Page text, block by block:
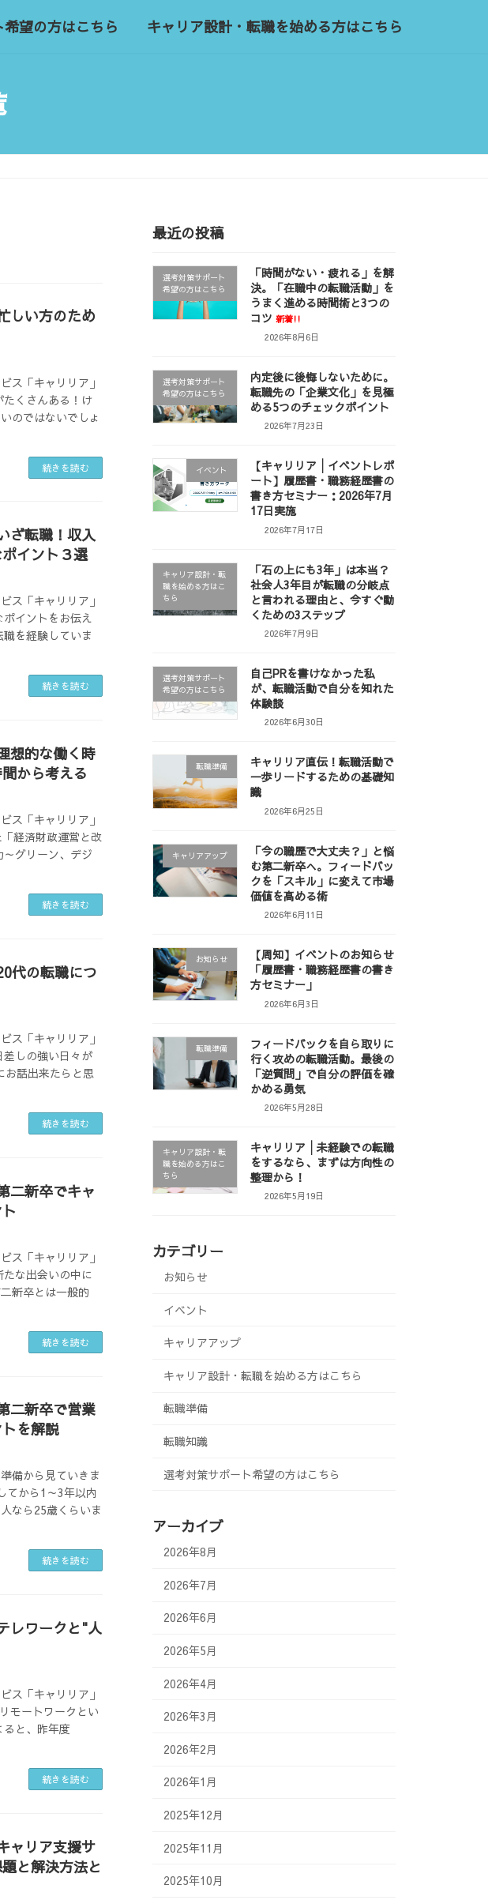
望の方はこちら キャリア設計・転職を始める方はこちら
しい方のため
ス「キャリリア」
くさんある！け
のではないでしょ
続きを読む
ざ転職！収入
イント３選
ス「キャリリア」
イントをお伝え
を経験していま
続きを読む
想的な働く時
から考える
ス「キャリリア」
経済財政運営と改
グリーン、デジ
続きを読む
代の転職につ
ス「キャリリア」
しの強い日々が
お話出来たらと思
続きを読む
二新卒でキャ
ス「キャリリア」
な出会いの中に
新卒とは一般的
続きを読む
二新卒で営業
を解説
備から見ていきま
てから1～3年以内
なら25歳くらいま
続きを読む
レワークと"人
ス「キャリリア」
モートワークとい
と、昨年度
続きを読む
ャリア支援サ
と解決方法と
最近の投稿
選考対策サポート
希望の方はこちら
「時間がない・疲れる」を解
決。「在職中の転職活動」を
うまく進める時間術と3つの
コツ 新着!!
2026年8月6日
選考対策サポート
希望の方はこちら
内定後に後悔しないために。
転職先の「企業文化」を見極
める5つのチェックポイント
2026年7月23日
イベント
【キャリリア│イベントレポ
ート】履歴書・職務経歴書の
書き方セミナー：2026年7月
17日実施
2026年7月17日
キャリア設計・転
職を始める方はこ
ちら
「石の上にも3年」は本当？
社会人3年目が転職の分岐点
と言われる理由と、今すぐ動
くための3ステップ
2026年7月9日
選考対策サポート
希望の方はこちら
自己PRを書けなかった私
が、転職活動で自分を知れた
体験談
2026年6月30日
転職準備
キャリリア直伝！転職活動で
一歩リードするための基礎知
識
2026年6月25日
キャリアアップ
「今の職歴で大丈夫？」と悩
む第二新卒へ。フィードバッ
クを「スキル」に変えて市場
価値を高める術
2026年6月11日
お知らせ
【周知】イベントのお知らせ
「履歴書・職務経歴書の書き
方セミナー」
2026年6月3日
転職準備
フィードバックを自ら取りに
行く攻めの転職活動。最後の
「逆質問」で自分の評価を確
かめる勇気
2026年5月28日
キャリア設計・転
職を始める方はこ
ちら
キャリリア│未経験での転職
をするなら、まずは方向性の
整理から！
2026年5月19日
カテゴリー
お知らせ
イベント
キャリアアップ
キャリア設計・転職を始める方はこちら
転職準備
転職知識
選考対策サポート希望の方はこちら
アーカイブ
2026年8月
2026年7月
2026年6月
2026年5月
2026年4月
2026年3月
2026年2月
2026年1月
2025年12月
2025年11月
2025年10月